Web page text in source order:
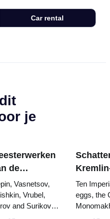
Car rental
je
de
schilderijen
u uw
Vasnetsov,
Vrubel,
and Surikov
tronen
Ten
eggs, the